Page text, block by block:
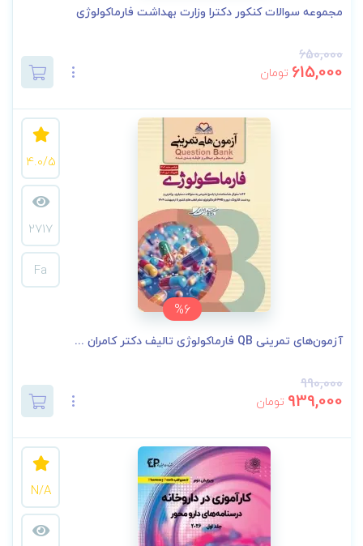
مجموعه سوالات کنکور دکترا وزارت بهداشت فارماکولوژی
650,000
615,000 تومان
%6
4.0/5
2717
Fa
آزمون‌های تمرینی QB فارماکولوژی تالیف دکتر کامران ...
990,000
939,000 تومان
N/A